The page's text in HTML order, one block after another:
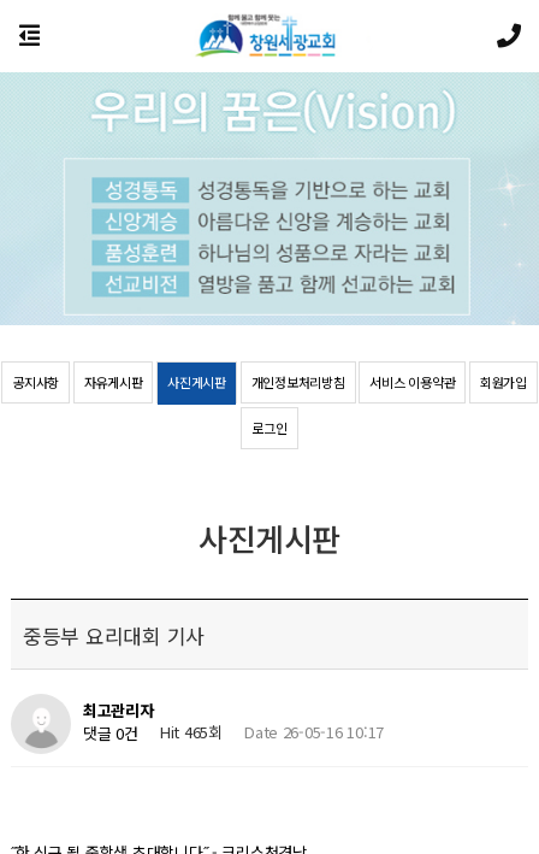
공지사항 자유게시판 사진게시판 개인정보처리방침 서비스 이용약관 회원가입
로그인
사진게시판
중등부 요리대회 기사
최고관리자
댓글 0건
Hit 465회 Date 26-05-16 10:17